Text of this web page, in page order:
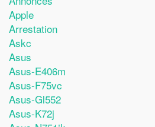
Apple
Arrestation
Askc
Asus
Asus-E406m
Asus-F75vc
Asus-Gl552
Asus-K72j